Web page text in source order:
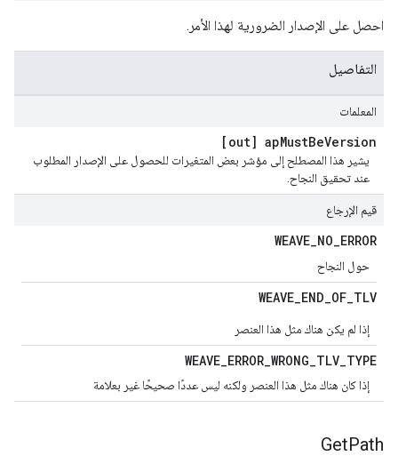
احصل على الإصدار الضرورية لهذا الأمر.
التفاصيل
المعلمات
[out] apMustBeVersion
يشير هذا المصطلح إلى مؤشر بعض المتغيرات للحصول على الإصدار المطلوب
عند تحقيق النجاح.
قيم الإرجاع
WEAVE_NO_ERROR
حول النجاح
WEAVE_END_OF_TLV
إذا لم يكن هناك مثل هذا العنصر
WEAVE_ERROR_WRONG_TLV_TYPE
إذا كان هناك مثل هذا العنصر ولكنه ليس عددًا صحيحًا غير بعلامة
GetPath